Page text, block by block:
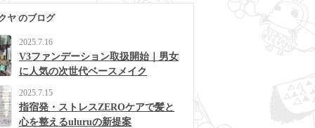
ヤ のブログ
2025.7.16
V3ファンデーション取扱開始｜男女
に人気の次世代ベースメイク
2025.7.15
指宿発・ストレスZEROケアで髪と
心を整えるuluruの新提案